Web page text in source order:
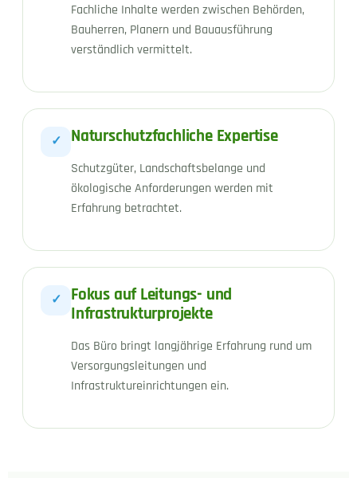
Fachliche Inhalte werden zwischen Behörden,
Bauherren, Planern und Bauausführung
verständlich vermittelt.
✓ Naturschutzfachliche Expertise
Schutzgüter, Landschaftsbelange und
ökologische Anforderungen werden mit
Erfahrung betrachtet.
✓
Fokus auf Leitungs- und
Infrastrukturprojekte
Das Büro bringt langjährige Erfahrung rund um
Versorgungsleitungen und
Infrastruktureinrichtungen ein.